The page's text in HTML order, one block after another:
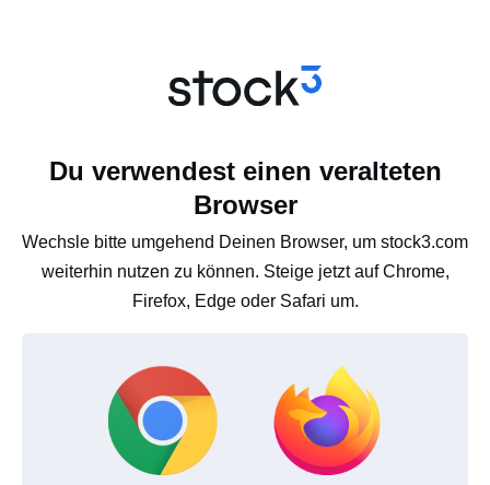
Du verwendest einen veralteten
Browser
Wechsle bitte umgehend Deinen Browser, um stock3.com
weiterhin nutzen zu können. Steige jetzt auf Chrome,
Firefox, Edge oder Safari um.